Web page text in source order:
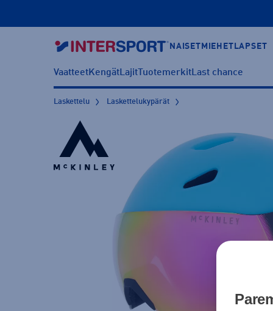
NAISET MIEHET LAPSET
VaatteetKengätLajitTuotemerkitLast chance
Laskettelu Laskettelukypärät